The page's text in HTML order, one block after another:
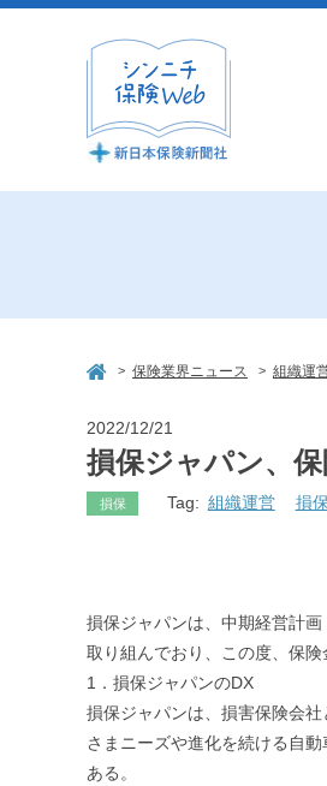
> 保険業界ニュース > 組織運
2022/12/21
損保ジャパン、
損保 Tag: 組織運営 損
損保ジャパンは、中期経営計
取り組んでおり、この度、保
1．損保ジャパンのDX
損保ジャパンは、損害保険会
さまニーズや進化を続ける自
ある。